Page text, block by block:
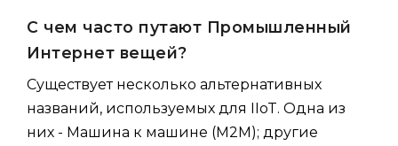
С чем часто путают Промышленный
Интернет вещей?
Существует несколько альтернативных
названий, используемых для IIoT. Одна из
них - Машина к машине (M2M); другие